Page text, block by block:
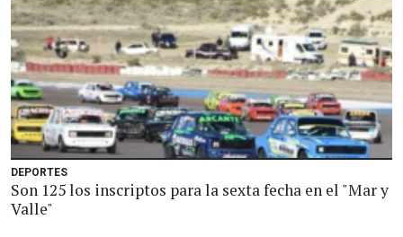
DEPORTES
Son 125 los inscriptos para la sexta fecha en el "Mar y
Valle"